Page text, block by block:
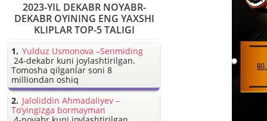
2023-YIL DEKABR NOYABR-
DEKABR OYINING ENG YAXSHI
KLIPLAR TOP-5 TALIGI
Yulduz Usmonova –Senmiding
24-dekabr kuni joylashtirilgan.
Tomosha qilganlar soni 8
milliondan oshiq
Jaloliddin Ahmadaliyev –
To’yingizga bormayman